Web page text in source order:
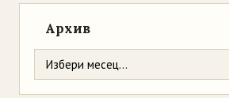
Архив